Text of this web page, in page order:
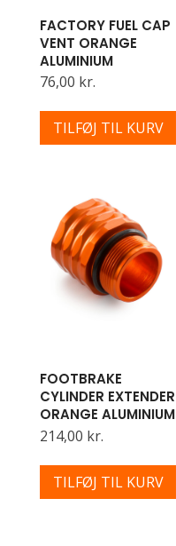
FACTORY FUEL CAP
VENT ORANGE
ALUMINIUM
76,00 kr.
TILFØJ TIL KURV
FOOTBRAKE
CYLINDER EXTENDER
ORANGE ALUMINIUM
214,00 kr.
TILFØJ TIL KURV